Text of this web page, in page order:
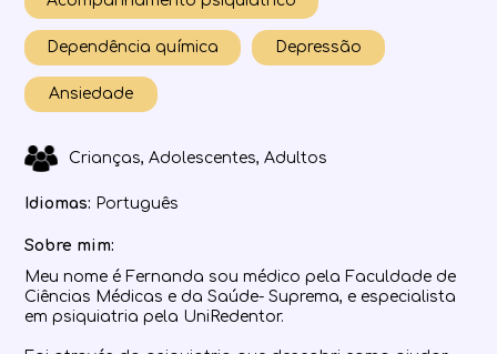
Dependência química Depressão
Ansiedade
Crianças, Adolescentes, Adultos
Idiomas: Português
Sobre mim:
Meu nome é Fernanda sou médico pela Faculdade de
Ciências Médicas e da Saúde- Suprema, e especialista
em psiquiatria pela UniRedentor.